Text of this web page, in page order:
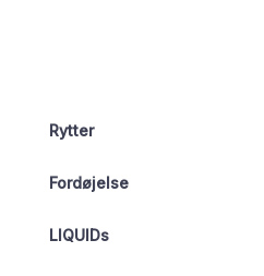
Rytter
Fordøjelse
LIQUIDs